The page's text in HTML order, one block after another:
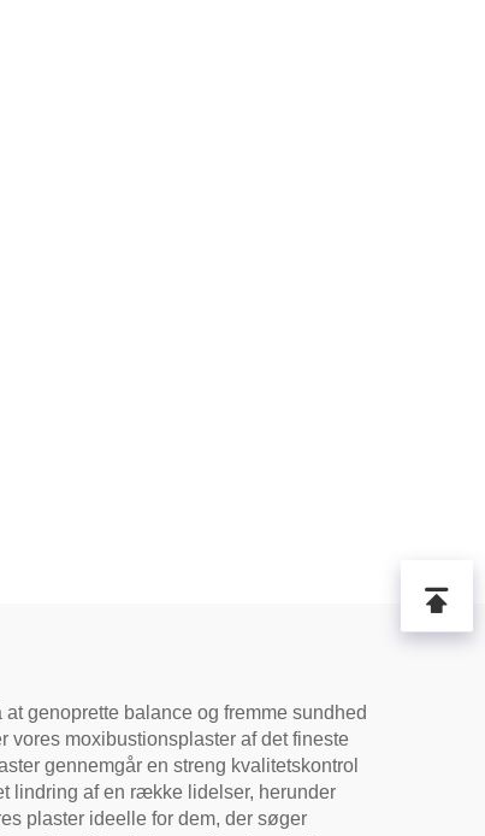
genoprette balance og fremme sundhed
vores moxibustionsplaster af det fineste
gennemgår en streng kvalitetskontrol
lindring af en række lidelser, herunder
plaster ideelle for dem, der søger